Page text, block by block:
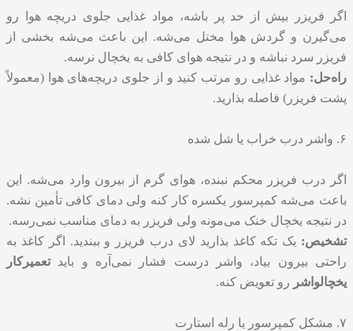
اگر فریزر بیش از حد پر باشه، مواد غذایی جلوی دریچه هوا رو
می‌گیرن و گردش هوا مختل می‌شه. این باعث می‌شه بخشی از
فریزر سرد نباشه و در نتیجه هوای کافی به یخچال نرسه.
راه‌حل: مواد غذایی رو مرتب کنید و از جلوی دریچه‌های هوا (معمولاً
پشت فریزر) فاصله بذارید.
۶. واشر درب خراب یا شل شده
اگر درب فریزر محکم نبنده، هوای گرم از بیرون وارد می‌شه. این
باعث می‌شه کمپرسور یکسره کار کنه ولی دمای کافی تأمین نشه.
در نتیجه یخچال خنک می‌مونه ولی فریزر به دمای مناسب نمی‌رسه.
تشخیص: یک تکه کاغذ بذارید لای درب فریزر و ببندید. اگر کاغذ به
راحتی بیرون بیاد، واشر درست فشار نمی‌آره و بایدتعمیرکار
یخچالواشر رو تعویض کنه.
۷. مشکل کمپرسور یا رله استارت